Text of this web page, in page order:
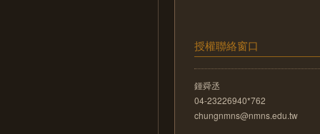
授權聯絡窗口
鍾舜丞
04-23226940*762
chungnmns@nmns.edu.tw